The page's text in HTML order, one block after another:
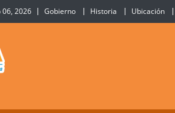
06, 2026 Gobierno Historia Ubicación
de Villa